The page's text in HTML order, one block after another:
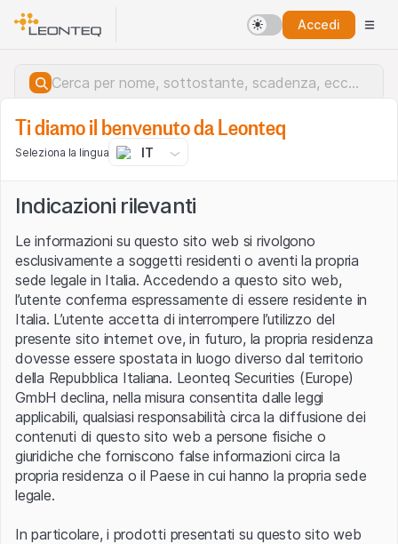
Accedi
Errore del server.
Ti diamo il benvenuto da Leonteq
Seleziona la lingua IT
Indicazioni rilevanti
Le informazioni su questo sito web si rivolgono
esclusivamente a soggetti residenti o aventi la propria
sede legale in Italia. Accedendo a questo sito web,
l’utente conferma espressamente di essere residente in
Italia. L’utente accetta di interrompere l’utilizzo del
presente sito internet ove, in futuro, la propria residenza
dovesse essere spostata in luogo diverso dal territorio
della Repubblica Italiana. Leonteq Securities (Europe)
GmbH declina, nella misura consentita dalle leggi
applicabili, qualsiasi responsabilità circa la diffusione dei
contenuti di questo sito web a persone fisiche o
giuridiche che forniscono false informazioni circa la
propria residenza o il Paese in cui hanno la propria sede
legale.
In particolare, i prodotti presentati su questo sito web